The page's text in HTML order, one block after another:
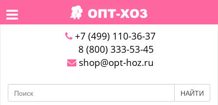
+7 (499) 110-36-37
8 (800) 333-53-45
shop@opt-hoz.ru
НАЙТИ